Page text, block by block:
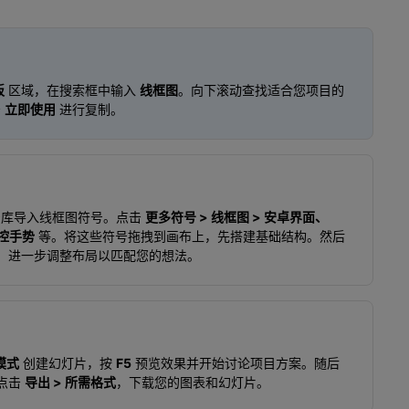
区域，在搜索框中输入 线框图。向下滚动查找适合您项目的
立即使用 进行复制。
导入线框图符号。点击 更多符号 > 线框图 > 安卓界面、
手势 等。将这些符号拖拽到画布上，先搭建基础结构。然后
进一步调整布局以匹配您的想法。
式 创建幻灯片，按 F5 预览效果并开始讨论项目方案。随后
击 导出 > 所需格式，下载您的图表和幻灯片。